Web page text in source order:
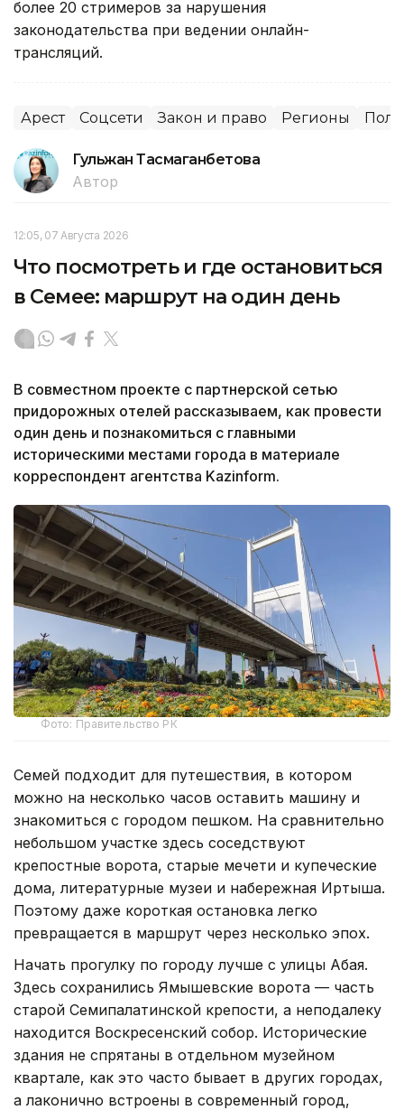
более 20 стримеров за нарушения
законодательства при ведении онлайн-
трансляций.
Арест Соцсети Закон и право Регионы
Гульжан Тасмаганбетова
Автор
12:05, 07 Августа 2026
Что посмотреть и где остановиться
в Семее: маршрут на один день
В совместном проекте с партнерской сетью
придорожных отелей рассказываем, как провести
один день и познакомиться с главными
историческими местами города в материале
корреспондент агентства Kazinform.
Фото: Правительство РК
Семей подходит для путешествия, в котором
можно на несколько часов оставить машину и
знакомиться с городом пешком. На сравнительно
небольшом участке здесь соседствуют
крепостные ворота, старые мечети и купеческие
дома, литературные музеи и набережная Иртыша.
Поэтому даже короткая остановка легко
превращается в маршрут через несколько эпох.
Начать прогулку по городу лучше с улицы Абая.
Здесь сохранились Ямышевские ворота — часть
старой Семипалатинской крепости, а неподалеку
находится Воскресенский собор. Исторические
здания не спрятаны в отдельном музейном
квартале, как это часто бывает в других городах,
а лаконично встроены в современный город,